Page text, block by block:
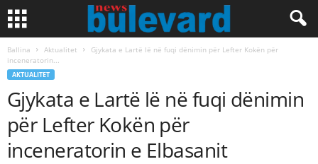
Ballina Aktualitet
Gjykata e Lartë lë në fuqi dënimin për Lefter Kokën për
inceneratorin...
AKTUALITET
Gjykata e Lartë lë në fuqi dënimin
për Lefter Kokën për
inceneratorin e Elbasanit